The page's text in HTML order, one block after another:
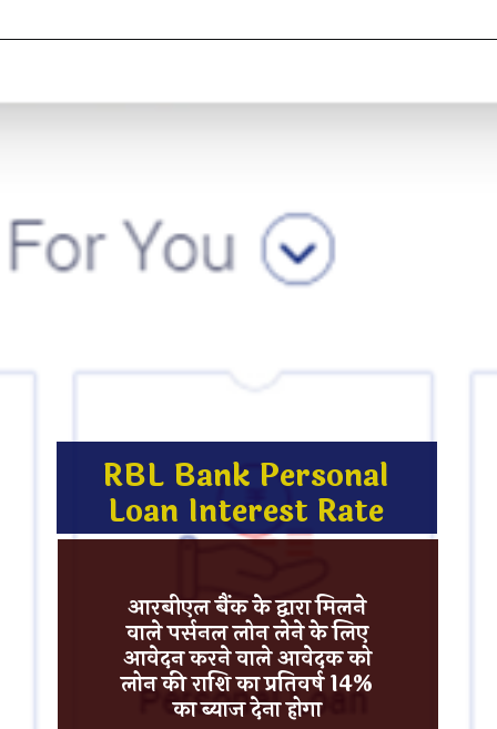
RBL Bank Personal
Loan Interest Rate
आरबीएल बैंकके द्वारा मिलने
वाले पर्सनल लोन लेने के लिए
आवेदन करने वाले आवेदक को
लोन की राशि का प्रतिवर्ष14%
का ब्याज देना होगा